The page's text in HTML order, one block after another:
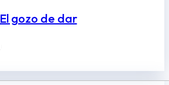
El gozo de dar